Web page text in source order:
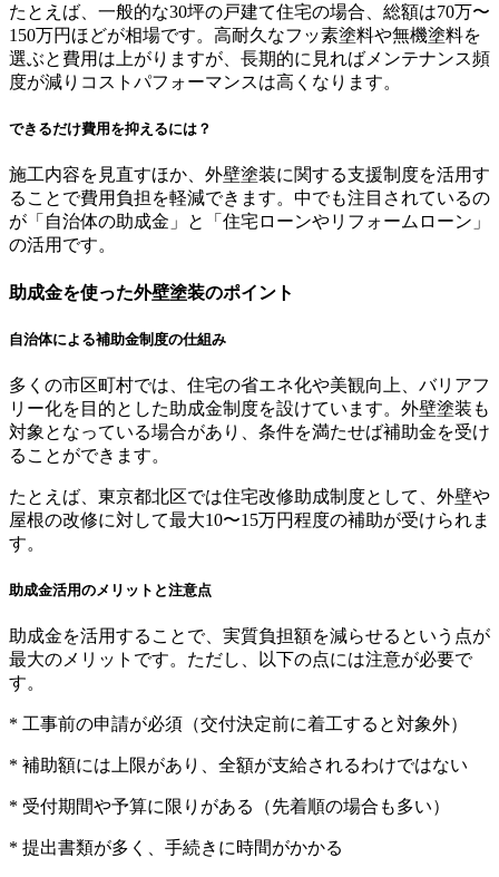
たとえば、一般的な30坪の戸建て住宅の場合、総額は70万〜
150万円ほどが相場です。高耐久なフッ素塗料や無機塗料を
選ぶと費用は上がりますが、長期的に見ればメンテナンス頻
度が減りコストパフォーマンスは高くなります。
できるだけ費用を抑えるには？
施工内容を見直すほか、外壁塗装に関する支援制度を活用す
ることで費用負担を軽減できます。中でも注目されているの
が「自治体の助成金」と「住宅ローンやリフォームローン」
の活用です。
助成金を使った外壁塗装のポイント
自治体による補助金制度の仕組み
多くの市区町村では、住宅の省エネ化や美観向上、バリアフ
リー化を目的とした助成金制度を設けています。外壁塗装も
対象となっている場合があり、条件を満たせば補助金を受け
ることができます。
たとえば、東京都北区では住宅改修助成制度として、外壁や
屋根の改修に対して最大10〜15万円程度の補助が受けられま
す。
助成金活用のメリットと注意点
助成金を活用することで、実質負担額を減らせるという点が
最大のメリットです。ただし、以下の点には注意が必要で
す。
* 工事前の申請が必須（交付決定前に着工すると対象外）
* 補助額には上限があり、全額が支給されるわけではない
* 受付期間や予算に限りがある（先着順の場合も多い）
* 提出書類が多く、手続きに時間がかかる